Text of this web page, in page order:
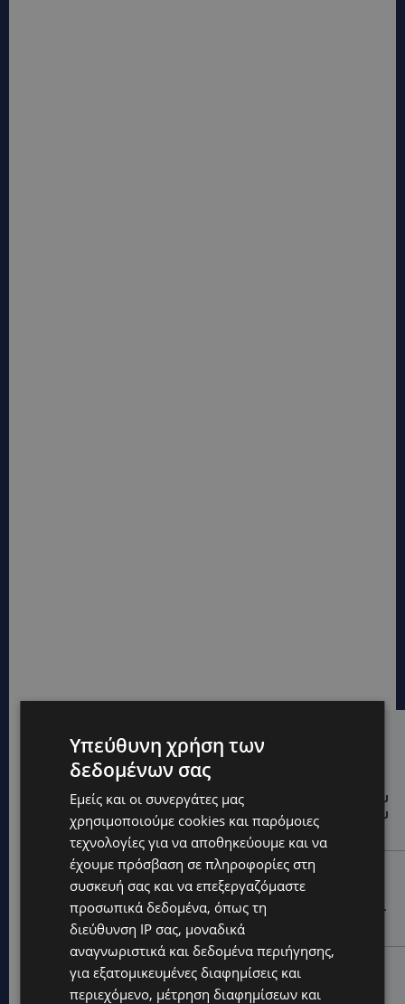
Hot this week
UPDATES
ΤΑΣΟΣ ΧΑΤΖΗΓΙΟΒΑΝΗΣ: Η συγκλονιστική ιστορία του
12χρονου Δημήτρη και η δωρεά των 12.500 ευρώ που
του έδωσε ελπίδα
STORIES
ΕΞΩΤΙΚΑ ΖΩΑ ΣΤΗΝ ΚΥΠΡΟ: Πότε επιτρέπεται και
πότε απαγορεύεται να έχεις μαϊμού ως κατοικίδιο –
Ποια ζώα μπορείς να διατηρείς νόμιμα
UPDATES
ΧΩΡΙΣ ΣΩΣΣΙΒΙΟ Η ΘΑΛΑΣΣΙΑ ΣΥΝΔΕΣΗ ΚΥΠΡΟΥ-
Υπεύθυνη χρήση των
δεδομένων σας
Εμείς και οι συνεργάτες μας
χρησιμοποιούμε cookies και παρόμοιες
τεχνολογίες για να αποθηκεύουμε και να
έχουμε πρόσβαση σε πληροφορίες στη
συσκευή σας και να επεξεργαζόμαστε
προσωπικά δεδομένα, όπως τη
διεύθυνση IP σας, μοναδικά
αναγνωριστικά και δεδομένα περιήγησης,
για εξατομικευμένες διαφημίσεις και
περιεχόμενο, μέτρηση διαφημίσεων και